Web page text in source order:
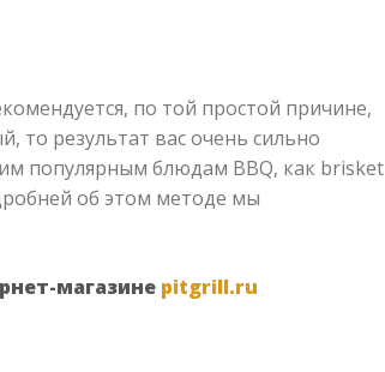
по той простой причине,
то результат вас очень сильно
популярным блюдам BBQ, как brisket
об этом методе мы
магазине pitgrill.ru